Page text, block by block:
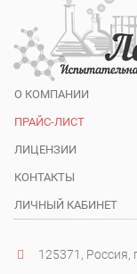
О КОМПАНИИ
ПРАЙС-ЛИСТ
ЛИЦЕНЗИИ
КОНТАКТЫ
ЛИЧНЫЙ КАБИНЕТ
125371, Россия,